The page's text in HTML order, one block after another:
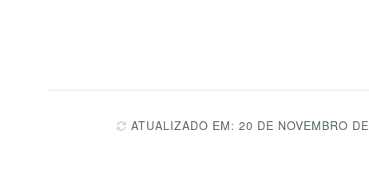
ATUALIZADO EM: 20 DE NOVEMBRO